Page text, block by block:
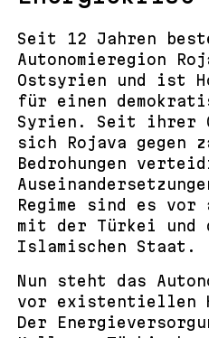
Seit 12 Jahren
Autonomieregion
Ostsyrien und ist
für einen
Syrien. Seit ihrer
sich Rojava gegen
Bedrohungen
Regime sind es
mit der Türkei und
Islamischen Staat.
Nun steht das
vor existentiellen
Der